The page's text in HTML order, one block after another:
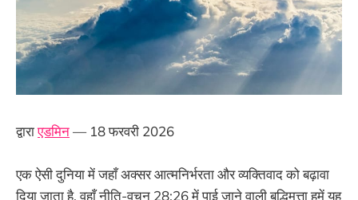
द्वाराएडमिन— 18 फरवरी 2026
एक ऐसी दुनिया में जहाँ अक्सर आत्मनिर्भरता और व्यक्तिवाद को बढ़ावा
दिया जाता है, वहाँ नीति-वचन 28:26 में पाई जाने वाली बुद्धिमत्ता हमें यह